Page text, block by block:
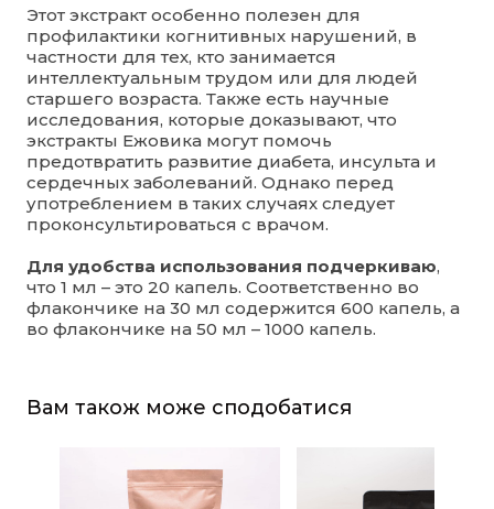
Этот экстракт особенно полезен для
профилактики когнитивных нарушений, в
частности для тех, кто занимается
интеллектуальным трудом или для людей
старшего возраста. Также есть научные
исследования, которые доказывают, что
экстракты Ежовика могут помочь
предотвратить развитие диабета, инсульта и
сердечных заболеваний. Однако перед
употреблением в таких случаях следует
проконсультироваться с врачом.
Для удобства использования подчеркиваю,
что 1 мл – это 20 капель. Соответственно во
флакончике на 30 мл содержится 600 капель, а
во флакончике на 50 мл – 1000 капель.
Вам також може сподобатися